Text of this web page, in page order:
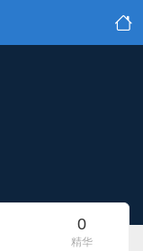
0
精华